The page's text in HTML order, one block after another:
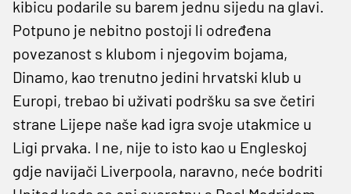
kibicu podarile su barem jednu sijedu na glavi.
Potpuno je nebitno postoji li određena
povezanost s klubom i njegovim bojama,
Dinamo, kao trenutno jedini hrvatski klub u
Europi, trebao bi uživati podršku sa sve četiri
strane Lijepe naše kad igra svoje utakmice u
Ligi prvaka. I ne, nije to isto kao u Engleskoj
gdje navijači Liverpoola, naravno, neće bodriti